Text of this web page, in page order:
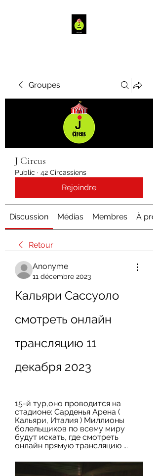
Groupes
J Circus
Public · 42 Circassiens
Rejoindre
Discussion Médias Membres À
Retour
Anonyme
11 décembre 2023
Кальяри Сассуоло
смотреть онлайн
трансляцию 11
декабря 2023
15-й тур,оно проводится на
стадионе: Сарденья Арена (
Кальяри, Италия ) Миллионы
болельщиков по всему миру
будут искать, где смотреть
онлайн прямую трансляцию ...